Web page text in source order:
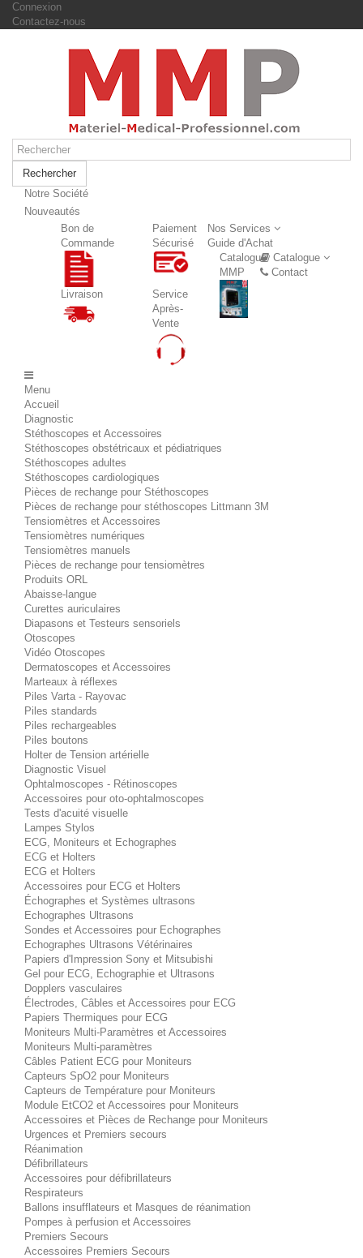
Connexion
Contactez-nous
Rechercher
Notre Société
Nouveautés
Nos Services
Bon de
Commande
Paiement
Sécurisé
Livraison
Service
Après-
Vente
Guide d'Achat
Catalogue
Catalogue
MMP
Contact
Menu
Accueil
Diagnostic
Stéthoscopes et Accessoires
Stéthoscopes obstétricaux et pédiatriques
Stéthoscopes adultes
Stéthoscopes cardiologiques
Pièces de rechange pour Stéthoscopes
Pièces de rechange pour stéthoscopes Littmann 3M
Tensiomètres et Accessoires
Tensiomètres numériques
Tensiomètres manuels
Pièces de rechange pour tensiomètres
Produits ORL
Abaisse-langue
Curettes auriculaires
Diapasons et Testeurs sensoriels
Otoscopes
Vidéo Otoscopes
Dermatoscopes et Accessoires
Marteaux à réflexes
Piles Varta - Rayovac
Piles standards
Piles rechargeables
Piles boutons
Holter de Tension artérielle
Diagnostic Visuel
Ophtalmoscopes - Rétinoscopes
Accessoires pour oto-ophtalmoscopes
Tests d'acuité visuelle
Lampes Stylos
ECG, Moniteurs et Echographes
ECG et Holters
ECG et Holters
Accessoires pour ECG et Holters
Échographes et Systèmes ultrasons
Echographes Ultrasons
Sondes et Accessoires pour Echographes
Echographes Ultrasons Vétérinaires
Papiers d'Impression Sony et Mitsubishi
Gel pour ECG, Echographie et Ultrasons
Dopplers vasculaires
Électrodes, Câbles et Accessoires pour ECG
Papiers Thermiques pour ECG
Moniteurs Multi-Paramètres et Accessoires
Moniteurs Multi-paramètres
Câbles Patient ECG pour Moniteurs
Capteurs SpO2 pour Moniteurs
Capteurs de Température pour Moniteurs
Module EtCO2 et Accessoires pour Moniteurs
Accessoires et Pièces de Rechange pour Moniteurs
Urgences et Premiers secours
Réanimation
Défibrillateurs
Accessoires pour défibrillateurs
Respirateurs
Ballons insufflateurs et Masques de réanimation
Pompes à perfusion et Accessoires
Premiers Secours
Accessoires Premiers Secours